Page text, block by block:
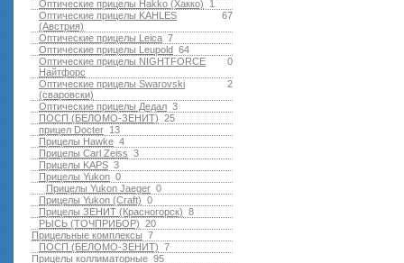
1
Оптические прицелы Hakko (Хакко)
67
Оптические прицелы KAHLES
(Австрия)
7
Оптические прицелы Leica
64
Оптические прицелы Leupold
0
Оптические прицелы NIGHTFORCE
Найтфорс
2
Оптические прицелы Swarovski
(сваровски)
3
Оптические прицелы Дедал
25
ПОСП (БЕЛОМО-ЗЕНИТ)
13
прицел Docter
4
Прицелы Hawke
3
Прицелы Carl Zeiss
3
Прицелы KAPS
0
Прицелы Yukon
0
Прицелы Yukon Jaeger
0
Прицелы Yukon (Craft)
8
Прицелы ЗЕНИТ (Красногорск)
20
РЫСЬ (ТОЧПРИБОР)
7
Прицельные комплексы
7
ПОСП (БЕЛОМО-ЗЕНИТ)
95
Прицелы коллиматорные